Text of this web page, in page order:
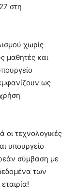
στη
χωρίς
μαθητές και
ως
οι τεχνολογικές
υπουργείο
σύμβαση με
των